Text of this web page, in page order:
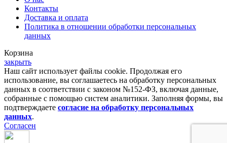
Контакты
Доставка и оплата
Политика в отношении обработки персональных
данных
Корзина
закрыть
Наш сайт использует файлы cookie. Продолжая его
использование, вы соглашаетесь на обработку персональных
данных в соответствии с законом №152-ФЗ, включая данные,
собранные с помощью систем аналитики. Заполняя формы, вы
подтверждаете согласие на обработку персональных
данных.
Согласен